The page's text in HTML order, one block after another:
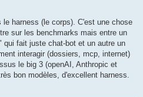
le harness (le corps). C'est une chose
sur les benchmarks mais entre un
qui fait juste chat-bot et un autre un
interagir (dossiers, mcp, internet)
le big 3 (openAI, Anthropic et
bon modèles, d'excellent harness.